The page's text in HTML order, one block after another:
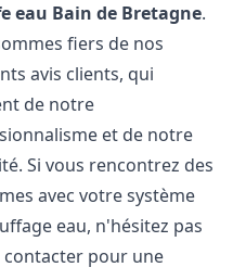
eau Bain de Bretagne.
fiers de nos
avis clients, qui
de notre
et de notre
Si vous rencontrez des
avec votre système
eau, n'hésitez pas
contacter pour une